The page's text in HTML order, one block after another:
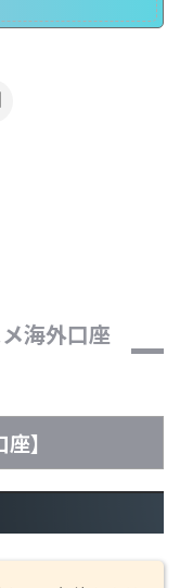
海外口座
】